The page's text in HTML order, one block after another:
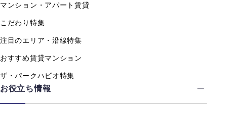
マンション・アパート賃貸
こだわり特集
注目のエリア・沿線特集
おすすめ賃貸マンション
ザ・パークハビオ特集
お役立ち情報